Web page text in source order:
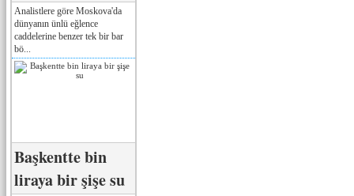
Analistlere göre Moskova'da
dünyanın ünlü eğlence
caddelerine benzer tek bir bar
bö...
Başkentte bin
liraya bir şişe su